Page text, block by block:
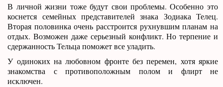
В личной жизни тоже будут свои проблемы. Особенно это
коснется семейных представителей знака Зодиака Телец.
Вторая половинка очень расстроится рухнувшим планам на
отдых. Возможен даже серьезный конфликт. Но терпение и
сдержанность Тельца поможет все уладить.
У одиноких на любовном фронте без перемен, хотя яркие
знакомства с противоположным полом и флирт не
исключен.